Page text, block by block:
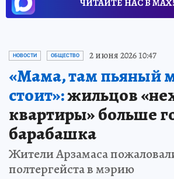
ЧИТАЙТЕ НАС В МАХ!
НОВОСТИ ОБЩЕСТВО 2 июня 2026 10:47
«Мама, там пьяный
стоит»:жильцов
квартиры» больше
барабашка
Жители Арзамаса
полтергейста в мэрию